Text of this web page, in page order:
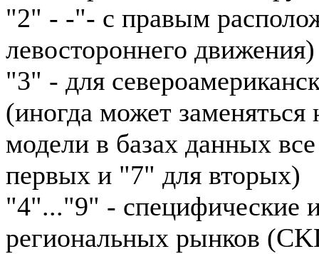
"2" - -"- с правым
левостороннего движения)
"3" - для
(иногда может
модели в базах данных
первых и "7" для вторых)
"4"..."9" - специфические
региональных рынков